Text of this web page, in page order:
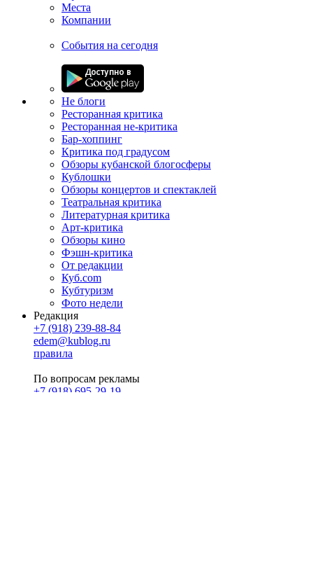
Места
Компании
События на сегодня
Не блоги
Ресторанная критика
Ресторанная не-критика
Бар-хоппинг
Критика под градусом
Обзоры кубанской блогосферы
Кублошки
Обзоры концертов и спектаклей
Театральная критика
Литературная критика
Арт-критика
Обзоры кино
Фэшн-критика
От редакции
Куб.com
Кубтуризм
Фото недели
Редакция
+7 (918) 239-88-84
edem@kublog.ru
правила
По вопросам рекламы
+7 (918) 695-29-19